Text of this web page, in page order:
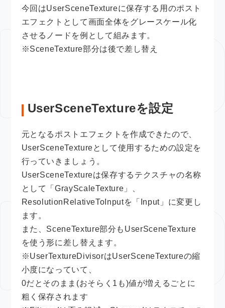
今回はUserSceneTextureに保存する用のポスト
エフェクトとして画面全体をグレースケール化
させるノードを例として組みます。
※SceneTexture部分は後で差し替え
UserSceneTextureを設定
元となるポストエフェクトを作成できたので、
UserSceneTextureとして使用するための設定を
行っていきましょう。
UserSceneTextureは保存するテクスチャの名称
として「GrayScaleTexture」、
ResolutionRelativeToInputを「Input」に変更し
ます。
また、SceneTexture部分もUserSceneTexture
を使う形に差し替えます。
※UserTextureDivisorはUserSceneTextureの縮
小度になっていて、
0だとそのまま(おそらく1も)値が増えるごとに
粗く保存されます